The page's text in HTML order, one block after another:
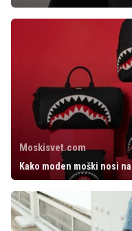
Moskisvet.com
Kako moden moški nosi